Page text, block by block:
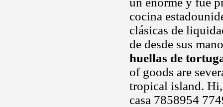
cocina
clásicas de
de desde sus
huellas de
of goods are
tropical island.
casa 7858954